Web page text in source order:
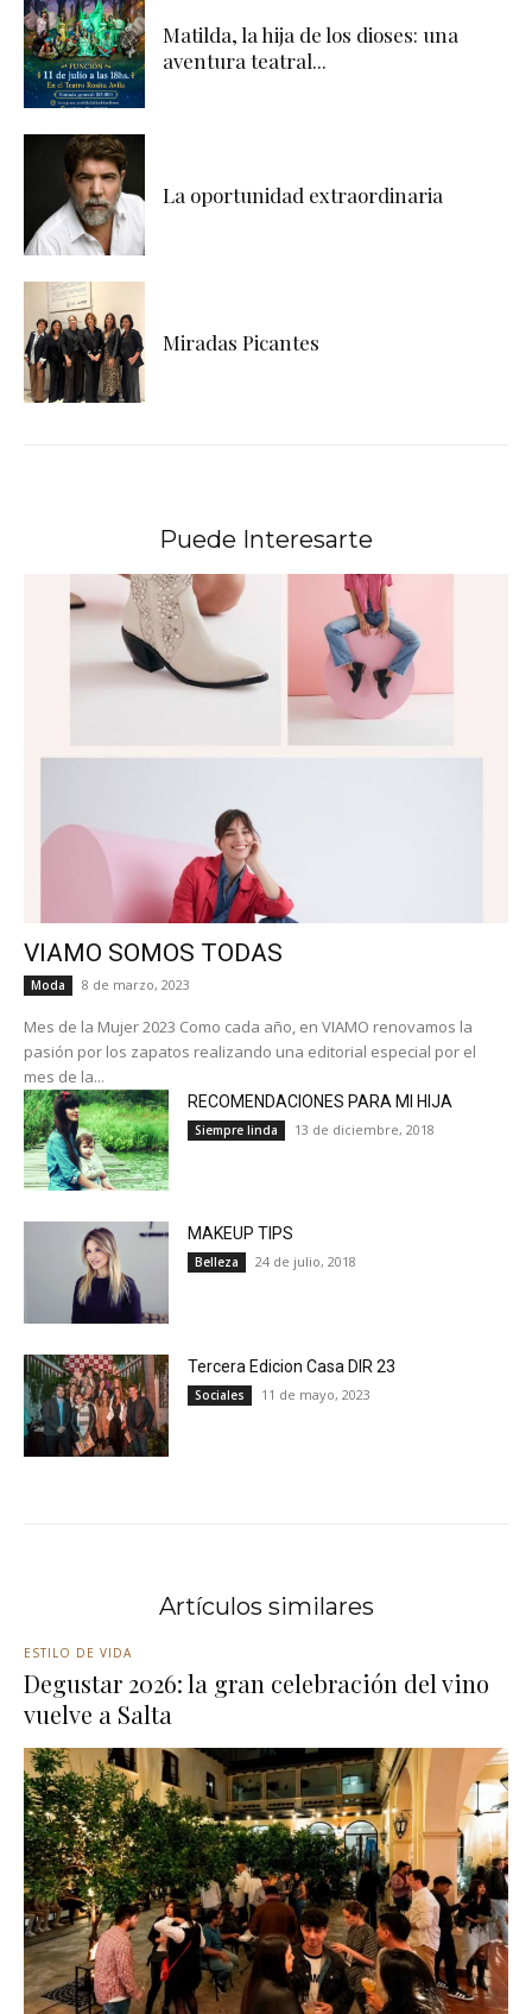
Matilda, la hija de los dioses: una
aventura teatral...
La oportunidad extraordinaria
Miradas Picantes
Puede Interesarte
VIAMO SOMOS TODAS
Moda 8 de marzo, 2023
Mes de la Mujer 2023 Como cada año, en VIAMO renovamos la
pasión por los zapatos realizando una editorial especial por el
mes de la...
RECOMENDACIONES PARA MI HIJA
Siempre linda 13 de diciembre, 2018
MAKEUP TIPS
Belleza 24 de julio, 2018
Tercera Edicion Casa DIR 23
Sociales 11 de mayo, 2023
Artículos similares
ESTILO DE VIDA
Degustar 2026: la gran celebración del vino
vuelve a Salta